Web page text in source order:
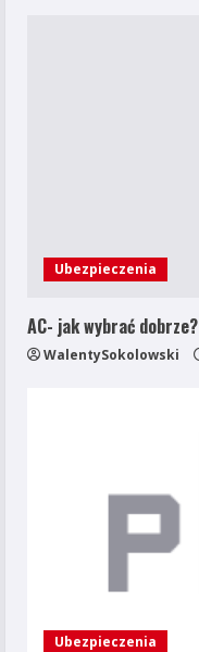
Ubezpieczenia
AC- jak wybrać dobrze?
WalentySokolowski
Ubezpieczenia